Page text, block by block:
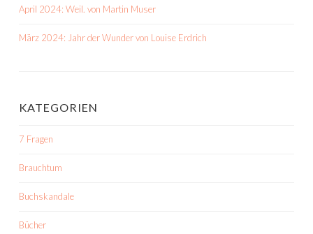
April 2024: Weil. von Martin Muser
März 2024: Jahr der Wunder von Louise Erdrich
KATEGORIEN
7 Fragen
Brauchtum
Buchskandale
Bücher